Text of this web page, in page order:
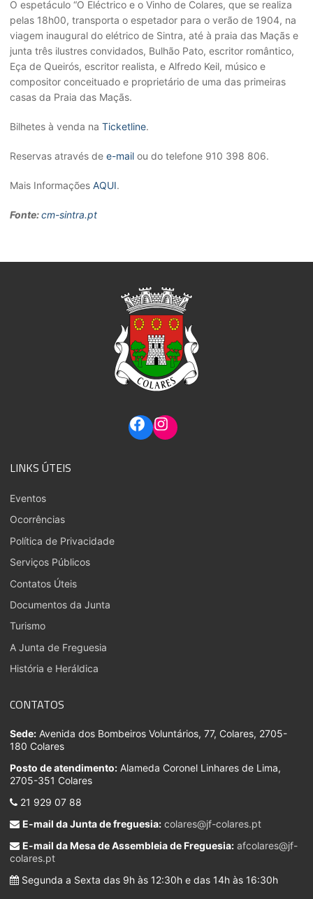
O espetáculo “O Eléctrico e o Vinho de Colares, que se realiza
pelas 18h00, transporta o espetador para o verão de 1904, na
viagem inaugural do elétrico de Sintra, até à praia das Maçãs e
junta três ilustres convidados, Bulhão Pato, escritor romântico,
Eça de Queirós, escritor realista, e Alfredo Keil, músico e
compositor conceituado e proprietário de uma das primeiras
casas da Praia das Maçãs.
Bilhetes à venda na Ticketline.
Reservas através de e-mail ou do telefone 910 398 806.
Mais Informações AQUI.
Fonte:cm-sintra.pt
LINKS ÚTEIS
Eventos
Ocorrências
Política de Privacidade
Serviços Públicos
Contatos Úteis
Documentos da Junta
Turismo
A Junta de Freguesia
História e Heráldica
CONTATOS
Sede: Avenida dos Bombeiros Voluntários, 77, Colares, 2705-
180 Colares
Posto de atendimento: Alameda Coronel Linhares de Lima,
2705-351 Colares
21 929 07 88
E-mail da Junta de freguesia: colares@jf-colares.pt
E-mail da Mesa de Assembleia de Freguesia: afcolares@jf-
colares.pt
Segunda a Sexta das 9h às 12:30h e das 14h às 16:30h